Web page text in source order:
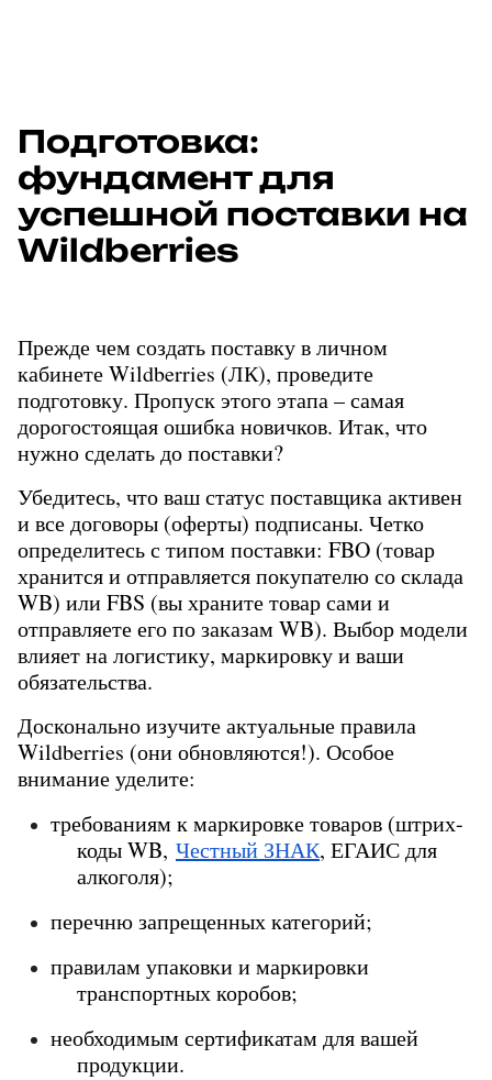
Подготовка:
фундамент для
успешной поставки на
Wildberries
Прежде чем создать поставку в личном
кабинете Wildberries (ЛК), проведите
подготовку. Пропуск этого этапа – самая
дорогостоящая ошибка новичков. Итак, что
нужно сделать до поставки?
Убедитесь, что ваш статус поставщика активен
и все договоры (оферты) подписаны. Четко
определитесь с типом поставки: FBO (товар
хранится и отправляется покупателю со склада
WB) или FBS (вы храните товар сами и
отправляете его по заказам WB). Выбор модели
влияет на логистику, маркировку и ваши
обязательства.
Досконально изучите актуальные правила
Wildberries (они обновляются!). Особое
внимание уделите:
требованиям к маркировке товаров (штрих-
коды WB, Честный ЗНАК, ЕГАИС для
алкоголя);
перечню запрещенных категорий;
правилам упаковки и маркировки
транспортных коробов;
необходимым сертификатам для вашей
продукции.